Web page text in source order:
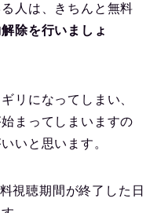
人は、きちんと無料
除を行いましょ
リになってしまい、
まってしまいますの
いと思います。
視聴期間が終了した日